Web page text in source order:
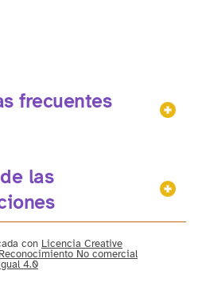
frecuentes
las
con Licencia Creative
No comercial
4.0